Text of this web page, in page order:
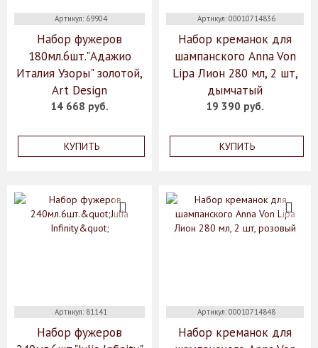
Артикул: 69904
Набор фужеров
180мл.6шт."Адажио
Италия Узоры" золотой,
Art Design
14 668 руб.
КУПИТЬ
Артикул: 00010714836
Набор креманок для
шампанского Anna Von
Lipa Лион 280 мл, 2 шт,
дымчатый
19 390 руб.
КУПИТЬ
Артикул: 81141
Набор фужеров
Артикул: 00010714848
Набор креманок для